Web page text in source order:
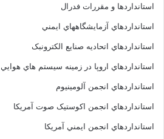
استانداردها و مقررات فدرال
استانداردهاي آزمايشگاههاي ايمني
استانداردهاي اتحاديه صنايع الکترونبک
استانداردهاي اروپا در زمينه سيستم هاي هوايي
استانداردهاي انجمن آلومينيوم
استانداردهاي انجمن اکوستيک صوت آمريکا
استانداردهاي انجمن ايمني آمريکا